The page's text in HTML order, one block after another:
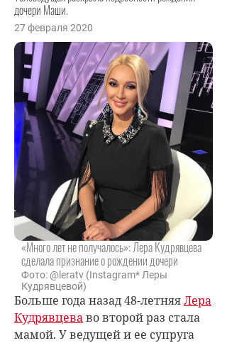
дочери Маши.
27 февраля 2020
«Много лет не получалось»: Лера Кудрявцева
сделала признание о рождении дочери
Фото: @leratv (Instagram* Леры
Кудрявцевой)
Больше года назад 48-летняяЛера
Кудрявцеваво второй раз стала
мамой. У ведущей и ее супруга